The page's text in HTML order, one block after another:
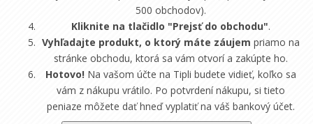
500 obchodov).
Kliknite na tlačidlo "Prejsť do obchodu".
Vyhľadajte produkt, o ktorý máte záujem priamo na
stránke obchodu, ktorá sa vám otvorí a zakúpte ho.
Hotovo! Na vašom účte na Tipli budete vidieť, koľko sa
vám z nákupu vrátilo. Po potvrdení nákupu, si tieto
peniaze môžete dať hneď vyplatiť na váš bankový účet.